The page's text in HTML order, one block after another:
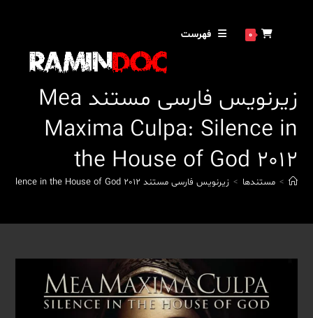
0 فهرست
زیرنویس فارسی مستند Mea
Maxima Culpa: Silence in
the House of God 2012
> مستندها > زیرنویس فارسی مستند Mea Maxima Culpa: Silence in the House of God 2012